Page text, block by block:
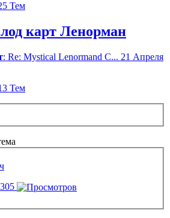
Тем
карт Ленорман
: Re: Mystical Lenormand C... 21 Апреля
Тем